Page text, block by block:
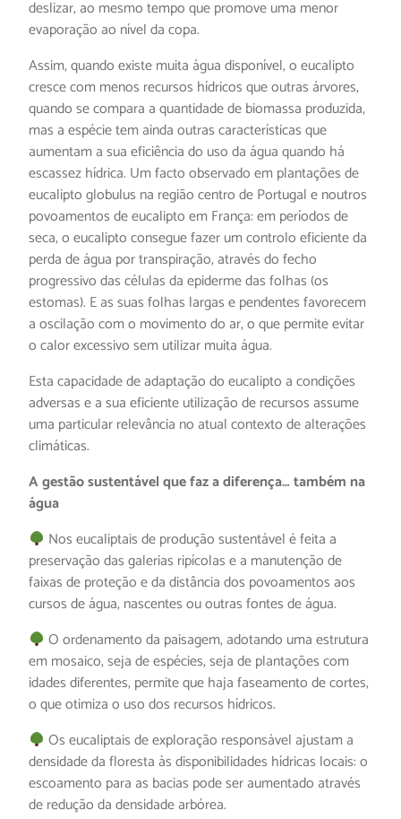
deslizar, ao mesmo tempo que promove uma menor
evaporação ao nível da copa.
Assim, quando existe muita água disponível, o eucalipto
cresce com menos recursos hídricos que outras árvores,
quando se compara a quantidade de biomassa produzida,
mas a espécie tem ainda outras características que
aumentam a sua eficiência do uso da água quando há
escassez hídrica. Um facto observado em plantações de
eucalipto globulus na região centro de Portugal e noutros
povoamentos de eucalipto em França: em períodos de
seca, o eucalipto consegue fazer um controlo eficiente da
perda de água por transpiração, através do fecho
progressivo das células da epiderme das folhas (os
estomas). E as suas folhas largas e pendentes favorecem
a oscilação com o movimento do ar, o que permite evitar
o calor excessivo sem utilizar muita água.
Esta capacidade de adaptação do eucalipto a condições
adversas e a sua eficiente utilização de recursos assume
uma particular relevância no atual contexto de alterações
climáticas.
A gestão sustentável que faz a diferença… também na
água
Nos eucaliptais de produção sustentável é feita a
preservação das galerias ripícolas e a manutenção de
faixas de proteção e da distância dos povoamentos aos
cursos de água, nascentes ou outras fontes de água.
O ordenamento da paisagem, adotando uma estrutura
em mosaico, seja de espécies, seja de plantações com
idades diferentes, permite que haja faseamento de cortes,
o que otimiza o uso dos recursos hídricos.
Os eucaliptais de exploração responsável ajustam a
densidade da floresta às disponibilidades hídricas locais: o
escoamento para as bacias pode ser aumentado através
de redução da densidade arbórea.